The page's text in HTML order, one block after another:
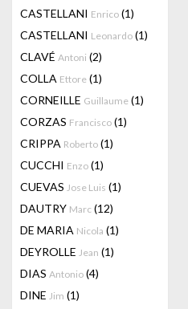
CASTELLANI Enrico (1)
CASTELLANI Leonardo (1)
CLAVÉ Antoni (2)
COLLA Ettore (1)
CORNEILLE Guillaume (1)
CORZAS Francisco (1)
CRIPPA Roberto (1)
CUCCHI Enzo (1)
CUEVAS Jose Luis (1)
DAUTRY Marc (12)
DE MARIA Nicola (1)
DEYROLLE Jean (1)
DIAS Antonio (4)
DINE Jim (1)